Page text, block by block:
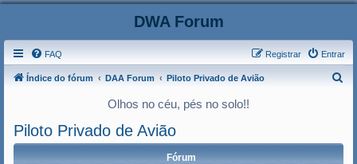
DWA Forum
FAQ Entrar
Registrar
Índice do fórum DAA Forum Piloto Privado de Avião
Olhos no céu, pés no solo!!
Piloto Privado de Avião
Fórum